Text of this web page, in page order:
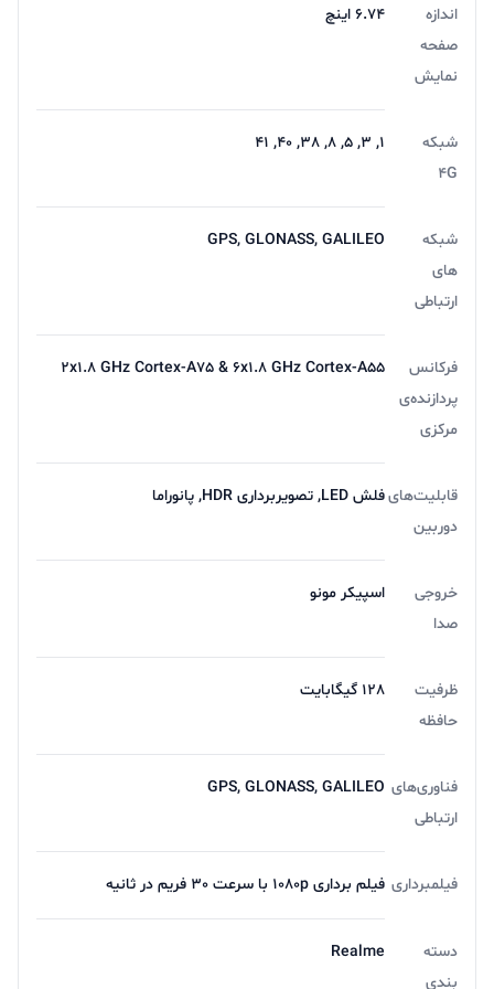
میلی‌آمپر‌ساعت سبب شده تا این گوشی به ازای هر بار شارژ
نزدیک به دو روز را ارائه کند. پشتیبانی از فناوری شارژ سریع
۳۳ وات هم امکان شارژ صفر تا ۵۰ درصدی را در مدت زمان
۳۱ دقیقه دارد.
فروش لوازم جانبی لپ تاپ و موبایل با پایین ترین قیمت در
برای خرید
گوشی موبایل ریلمی C53
یا سایر محصولات از
فروشگاه اینترنتی آریا با مشاورین فروش ما در تماس باشید.
تجربه یه حس خوب از خرید ツ
اندازه
صفحه
نمایش
6.74 اینچ
شبکه
4G
1, 3, 5, 8, 38, 40, 41
شبکه
های
ارتباطی
GPS, GLONASS, GALILEO
فرکانس
پردازنده‌ی
مرکزی
2x1.8 GHz Cortex-A75 & 6x1.8 GHz Cortex-A55
قابلیت‌های
دوربین
فلش LED, تصویربرداری HDR, پانوراما
خروجی
صدا
اسپیکر مونو
ظرفیت
حافظه
128 گیگابایت
فناوری‌های
ارتباطی
GPS, GLONASS, GALILEO
فیلمبرداری فیلم برداری 1080p با سرعت 30 فریم در ثانیه
دسته
بندی
Realme